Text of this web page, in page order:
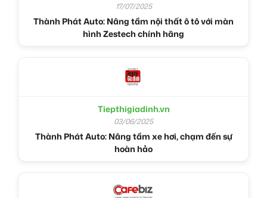
17/07/2025
Thành Phát Auto: Nâng tầm nội thất ô tô với màn
hình Zestech chính hãng
Tiepthigiadinh.vn
03/06/2025
Thành Phát Auto: Nâng tầm xe hơi, chạm đến sự
hoàn hảo